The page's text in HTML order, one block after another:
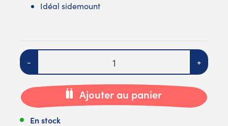
Idéal sidemount
Quantité
- +
Ajouter au panier
En stock